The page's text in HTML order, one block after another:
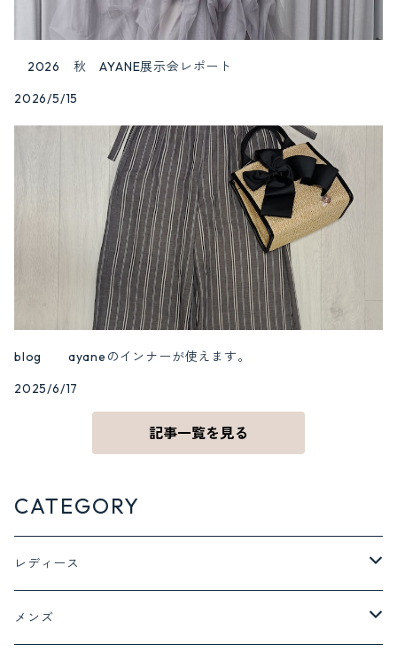
2026 秋 AYANE展示会レポート
2026/5/15
blog ayaneのインナーが使えます。
2025/6/17
記事一覧を見る
CATEGORY
レディース
ジャケット アウター
メンズ